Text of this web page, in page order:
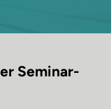
Seminar-